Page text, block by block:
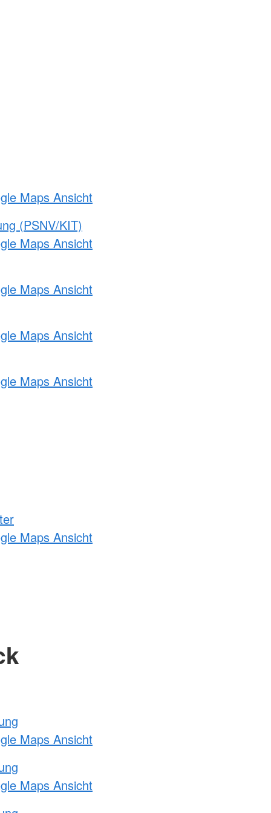
Maps Ansicht
(PSNV/KIT)
Maps Ansicht
Maps Ansicht
Maps Ansicht
Maps Ansicht
Maps Ansicht
Maps Ansicht
Maps Ansicht